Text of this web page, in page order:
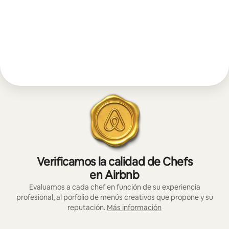
Verificamos la calidad de Chefs
en Airbnb
Evaluamos a cada chef en función de su experiencia
profesional, al porfolio de menús creativos que propone y su
reputación. Más información